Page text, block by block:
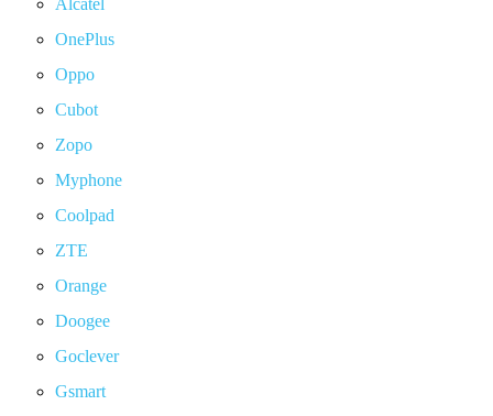
OnePlus
Oppo
Cubot
Zopo
Myphone
Coolpad
ZTE
Orange
Doogee
Goclever
Gsmart